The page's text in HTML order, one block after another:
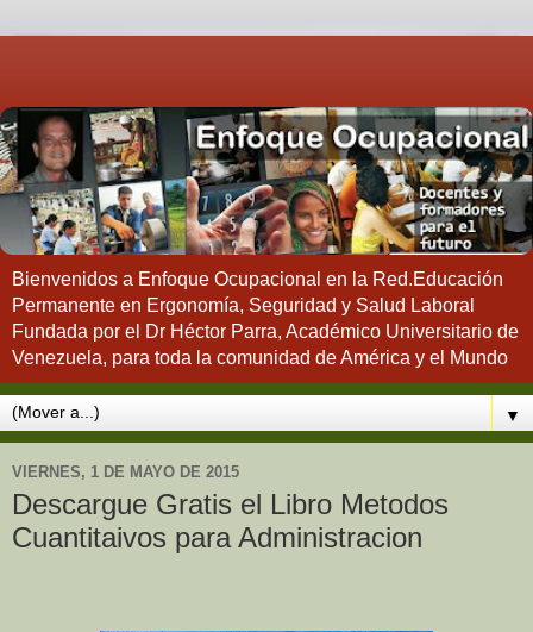
Bienvenidos a Enfoque Ocupacional en la Red.Educación
Permanente en Ergonomía, Seguridad y Salud Laboral
Fundada por el Dr Héctor Parra, Académico Universitario de
Venezuela, para toda la comunidad de América y el Mundo
▼
VIERNES, 1 DE MAYO DE 2015
Descargue Gratis el Libro Metodos
Cuantitaivos para Administracion